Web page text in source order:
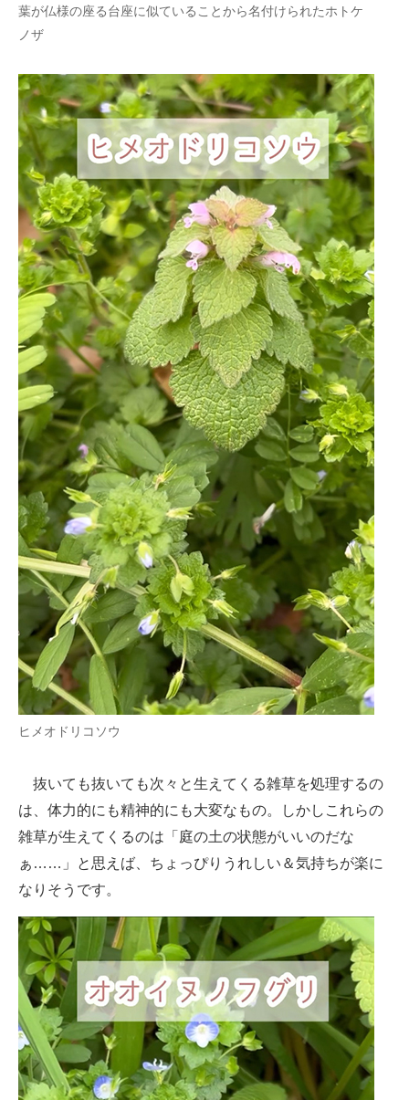
葉が仏様の座る台座に似ていることから名付けられたホトケ
ノザ
ヒメオドリコソウ
抜いても抜いても次々と生えてくる雑草を処理するの
は、体力的にも精神的にも大変なもの。しかしこれらの
雑草が生えてくるのは「庭の土の状態がいいのだな
ぁ……」と思えば、ちょっぴりうれしい＆気持ちが楽に
なりそうです。